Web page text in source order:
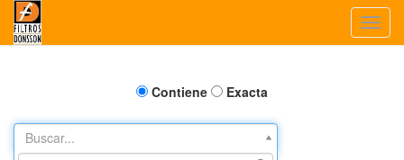
Contiene Exacta
Buscar...